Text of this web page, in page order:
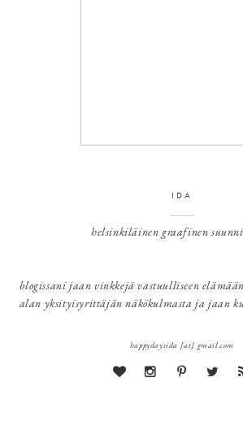
IDA
helsinkiläinen graafinen
blogissani jaan vinkkejä vastuulliseen
alan yksityisyrittäjän näkökulmasta ja jaan
happydaysida [at] gmail.com